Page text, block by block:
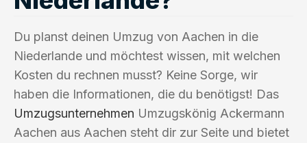
Du planst deinen Umzug von Aachen in die
Niederlande und möchtest wissen, mit welchen
Kosten du rechnen musst? Keine Sorge, wir
haben die Informationen, die du benötigst! Das
Umzugsunternehmen Umzugskönig Ackermann
Aachen aus Aachen steht dir zur Seite und bietet